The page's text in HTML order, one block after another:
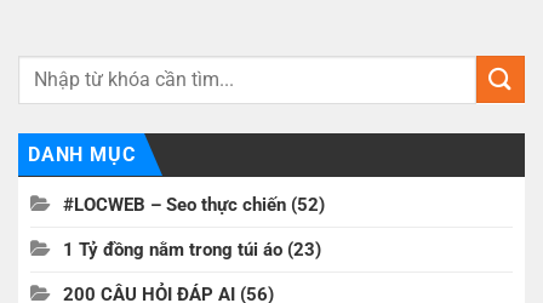
DANH MỤC
#LOCWEB – Seo thực chiến (52)
1 Tỷ đồng nằm trong túi áo (23)
200 CÂU HỎI ĐÁP AI (56)